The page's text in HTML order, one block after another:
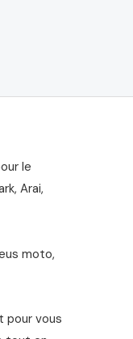
le
Arai,
moto,
pour vous